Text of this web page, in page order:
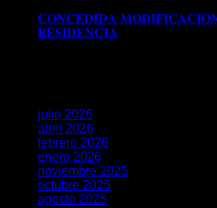
𝐂𝐎𝐍𝐂𝐄𝐃𝐈𝐃𝐀
𝐑𝐄𝐒𝐈𝐃𝐄𝐍𝐂𝐈𝐀
julio 2026
abril 2026
febrero 2026
enero 2026
noviembre 2025
octubre 2025
agosto 2025